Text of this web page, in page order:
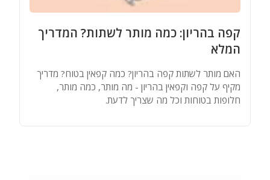
קפה בהריון: כמה מותר לשתות? המדריך
המלא
האם מותר לשתות קפה בהריון? כמה קפאין בטוח? מדריך
מקיף על קפה וקפאין בהריון - מה מותר, כמה מותר,
חלופות בטוחות וכל מה שצריך לדעת.